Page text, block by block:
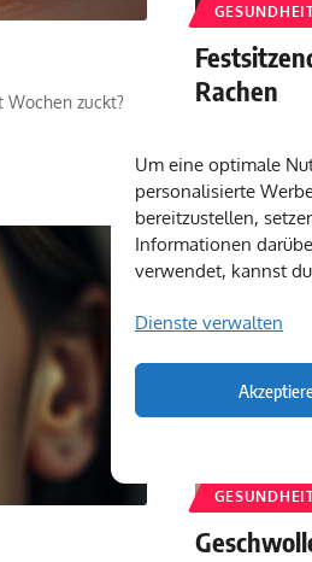
Um eine optimale
personalisierte
bereitzustellen,
Informationen
verwendet, kannst
Dienste verwalten
Wochen zuckt?
Rachen
zwischen
Stefan J. 18.